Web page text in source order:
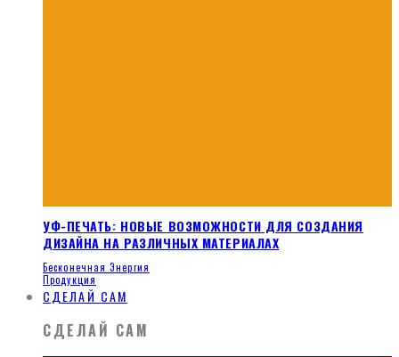
УФ-ПЕЧАТЬ: НОВЫЕ ВОЗМОЖНОСТИ ДЛЯ СОЗДАНИЯ
ДИЗАЙНА НА РАЗЛИЧНЫХ МАТЕРИАЛАХ
Бесконечная Энергия
Продукция
СДЕЛАЙ САМ
СДЕЛАЙ САМ